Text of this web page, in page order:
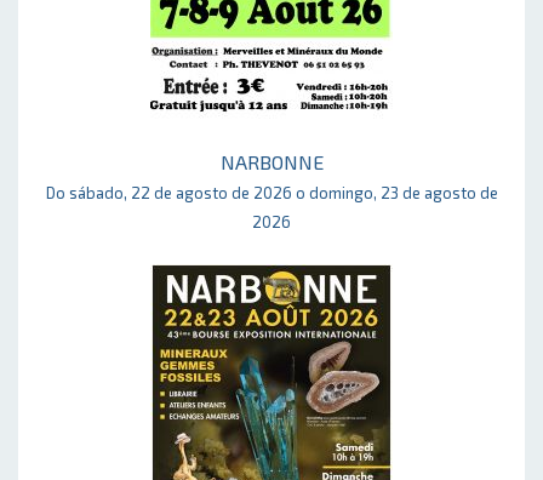
NARBONNE
Do sábado, 22 de agosto de 2026 o domingo, 23 de agosto de
2026